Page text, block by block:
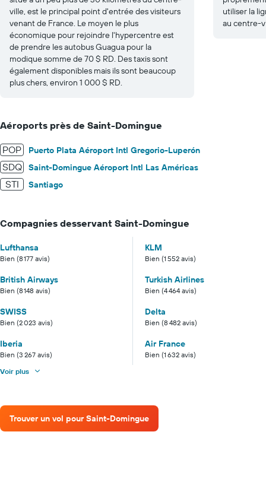
ville, est le principal point d'entrée des visiteurs
venant de France. Le moyen le plus
économique pour rejoindre l'hypercentre est
de prendre les autobus Guagua pour la
modique somme de 70 $ RD. Des taxis sont
également disponibles mais ils sont beaucoup
plus chers, environ 1 000 $ RD.
utiliser la
au centre-
Aéroports près de Saint-Domingue
POP Puerto Plata Aéroport Intl Gregorio-Luperón
SDQ Saint-Domingue Aéroport Intl Las Américas
STI Santiago
Compagnies desservant Saint-Domingue
Lufthansa
Bien (8 177 avis)
KLM
Bien (1 552 avis)
British Airways
Bien (8 148 avis)
Turkish Airlines
Bien (4 464 avis)
SWISS
Bien (2 023 avis)
Delta
Bien (8 482 avis)
Iberia
Bien (3 267 avis)
Air France
Bien (1 632 avis)
Voir plus
Trouver un vol pour Saint-Domingue